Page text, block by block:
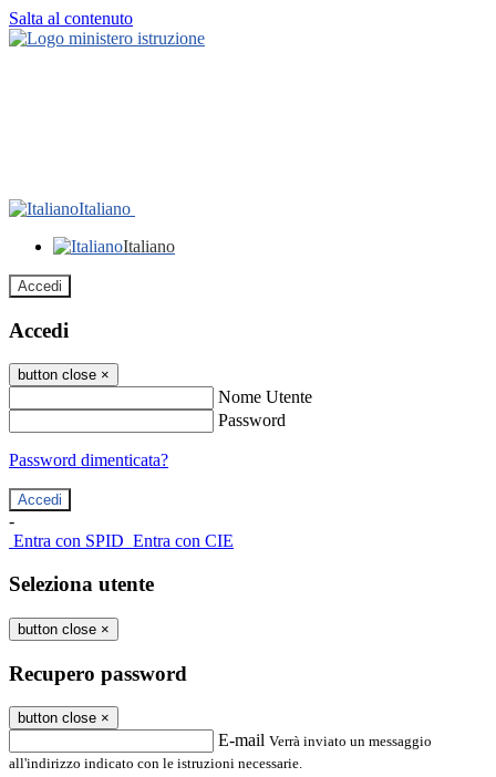
Salta al contenuto
Italiano
Italiano
Accedi
Accedi
button close ×
Nome Utente
Password
Password dimenticata?
-
Entra con SPID Entra con CIE
Seleziona utente
button close ×
Recupero password
button close ×
E-mail Verrà inviato un messaggio
all'indirizzo indicato con le istruzioni necessarie.